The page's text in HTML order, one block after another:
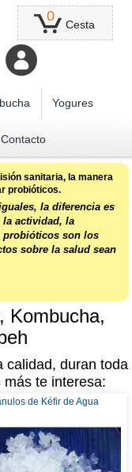
0
Cesta
Yogures
Contacto
sanitaria, la manera
probióticos.
la diferencia es
actividad, la
probióticos son los
sobre la salud sean
Kombucha,
calidad, duran toda
más te interesa:
de Kéfir de Agua